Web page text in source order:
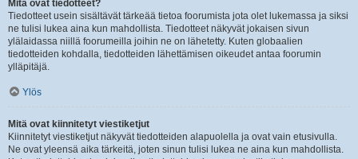
Mitä ovat tiedotteet?
Tiedotteet usein sisältävät tärkeää tietoa foorumista jota olet lukemassa ja siksi
ne tulisi lukea aina kun mahdollista. Tiedotteet näkyvät jokaisen sivun
ylälaidassa niillä foorumeilla joihin ne on lähetetty. Kuten globaalien
tiedotteiden kohdalla, tiedotteiden lähettämisen oikeudet antaa foorumin
ylläpitäjä.
Ylös
Mitä ovat kiinnitetyt viestiketjut
Kiinnitetyt viestiketjut näkyvät tiedotteiden alapuolella ja ovat vain etusivulla.
Ne ovat yleensä aika tärkeitä, joten sinun tulisi lukea ne aina kun mahdollista.